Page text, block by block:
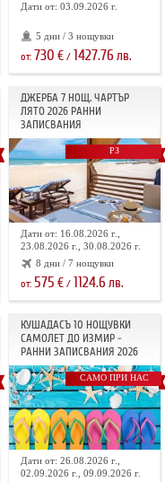
Дати от: 03.09.2026 г.
5 дни / 3 нощувки
от: 730 €/ 1427.76лв.
ДЖЕРБА 7 НОЩ. ЧАРТЪР
ЛЯТО 2026 РАННИ
ЗАПИСВАНИЯ
РЗ
Дати от: 16.08.2026 г.,
23.08.2026 г., 30.08.2026 г.
8 дни / 7 нощувки
от: 575 €/ 1124.6лв.
КУШАДАСЪ 10 НОЩУВКИ
САМОЛЕТ ДО ИЗМИР -
РАННИ ЗАПИСВАНИЯ 2026
САМО ПРИ НАС
Дати от: 26.08.2026 г.,
02.09.2026 г., 09.09.2026 г.